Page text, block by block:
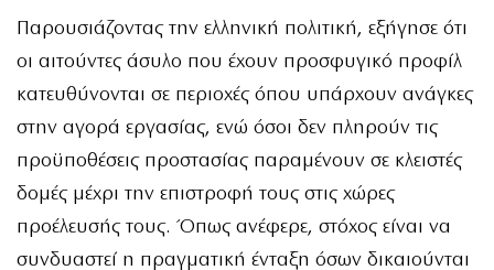
Παρουσιάζοντας την ελληνική πολιτική, εξήγησε ότι
οι αιτούντες άσυλο που έχουν προσφυγικό προφίλ
κατευθύνονται σε περιοχές όπου υπάρχουν ανάγκες
στην αγορά εργασίας, ενώ όσοι δεν πληρούν τις
προϋποθέσεις προστασίας παραμένουν σε κλειστές
δομές μέχρι την επιστροφή τους στις χώρες
προέλευσής τους. Όπως ανέφερε, στόχος είναι να
συνδυαστεί η πραγματική ένταξη όσων δικαιούνται